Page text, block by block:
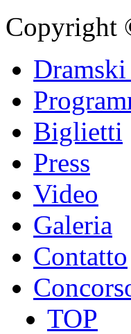
Copyright
Biglietti
Press
Video
Galeria
Contatto
TOP